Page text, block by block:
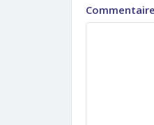
Commentaire